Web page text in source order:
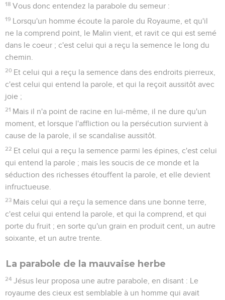
18 Vous donc entendez la parabole du semeur :
19 Lorsqu'un homme écoute la parole du Royaume, et qu'il
ne la comprend point, le Malin vient, et ravit ce qui est semé
dans le coeur ; c'est celui qui a reçu la semence le long du
chemin.
20 Et celui qui a reçu la semence dans des endroits pierreux,
c'est celui qui entend la parole, et qui la reçoit aussitôt avec
joie ;
21 Mais il n'a point de racine en lui-même, il ne dure qu'un
moment, et lorsque l'affliction ou la persécution survient à
cause de la parole, il se scandalise aussitôt.
22 Et celui qui a reçu la semence parmi les épines, c'est celui
qui entend la parole ; mais les soucis de ce monde et la
séduction des richesses étouffent la parole, et elle devient
infructueuse.
23 Mais celui qui a reçu la semence dans une bonne terre,
c'est celui qui entend la parole, et qui la comprend, et qui
porte du fruit ; en sorte qu'un grain en produit cent, un autre
soixante, et un autre trente.
La parabole de la mauvaise herbe
24 Jésus leur proposa une autre parabole, en disant : Le
royaume des cieux est semblable à un homme qui avait